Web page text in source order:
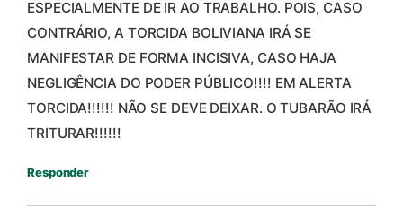
ESPECIALMENTE DE IR AO TRABALHO. POIS, CASO
CONTRÁRIO, A TORCIDA BOLIVIANA IRÁ SE
MANIFESTAR DE FORMA INCISIVA, CASO HAJA
NEGLIGÊNCIA DO PODER PÚBLICO!!!! EM ALERTA
TORCIDA!!!!!! NÃO SE DEVE DEIXAR. O TUBARÃO IRÁ
TRITURAR!!!!!!
Responder